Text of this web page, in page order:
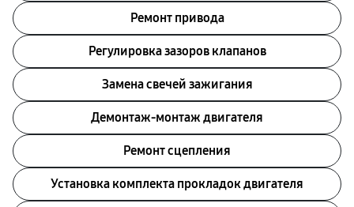
Ремонт привода
Регулировка зазоров клапанов
Замена свечей зажигания
Демонтаж-монтаж двигателя
Ремонт сцепления
Установка комплекта прокладок двигателя